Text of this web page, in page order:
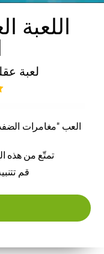
اللعبة
لعبة
العب "مغامرات
تمتّع من هذه
قم